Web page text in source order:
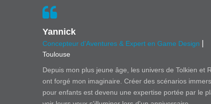
Yannick
Concepteur d'Aventures & Expert en Game Design
Toulouse
Depuis mon plus jeune âge, les univers de Tolkien et
ont forgé mon imaginaire. Créer des scénarios
pour enfants est devenu une expertise portée par le